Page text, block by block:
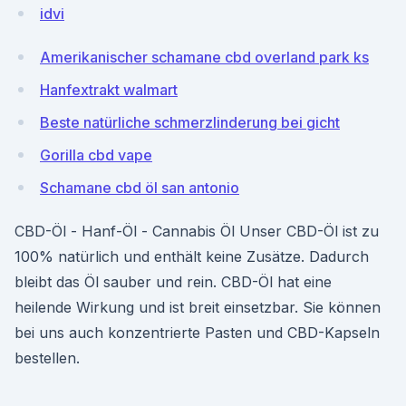
idvi
Amerikanischer schamane cbd overland park ks
Hanfextrakt walmart
Beste natürliche schmerzlinderung bei gicht
Gorilla cbd vape
Schamane cbd öl san antonio
CBD-Öl - Hanf-Öl - Cannabis Öl Unser CBD-Öl ist zu
100% natürlich und enthält keine Zusätze. Dadurch
bleibt das Öl sauber und rein. CBD-Öl hat eine
heilende Wirkung und ist breit einsetzbar. Sie können
bei uns auch konzentrierte Pasten und CBD-Kapseln
bestellen.